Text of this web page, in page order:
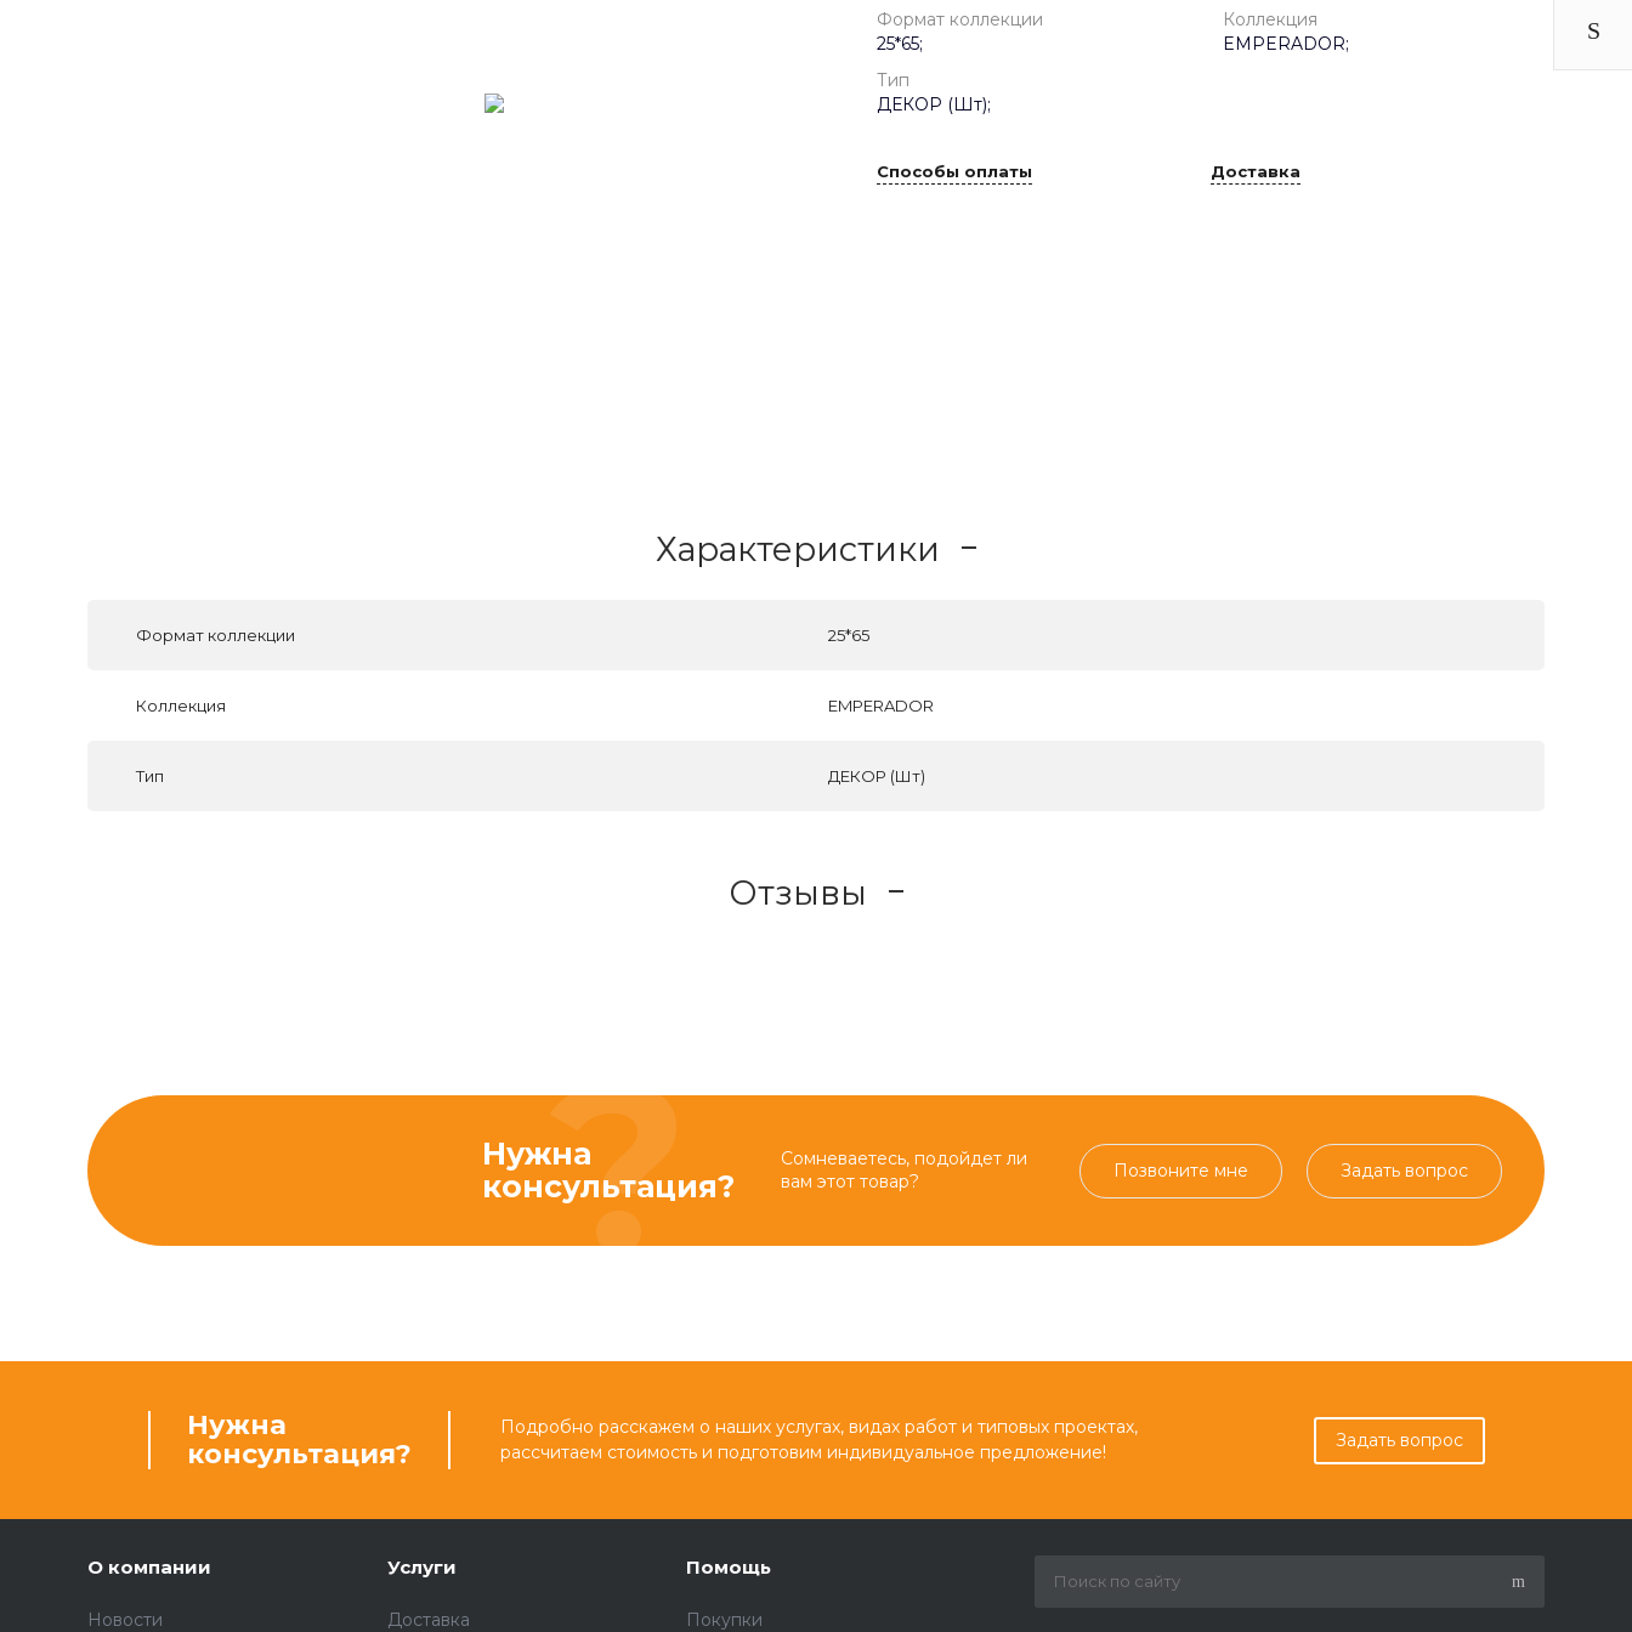
Формат коллекции
25*65;
Коллекция
EMPERADOR;
Тип
ДЕКОР (Шт);
Способы оплаты Доставка
Характеристики
Формат коллекции 25*65
Коллекция EMPERADOR
Тип ДЕКОР (Шт)
Отзывы
Нужна
консультация?
Сомневаетесь, подойдет ли
вам этот товар?
Позвоните мне Задать вопрос
Нужна
консультация?
Подробно расскажем о наших услугах, видах работ и типовых проектах,
рассчитаем стоимость и подготовим индивидуальное предложение!
Задать вопрос
О компании
Новости
Услуги
Доставка
Помощь
Покупки